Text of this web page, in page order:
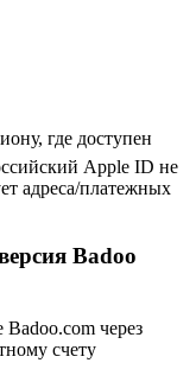
где доступен
Apple ID не
адреса/платежных
Badoо
через
счету